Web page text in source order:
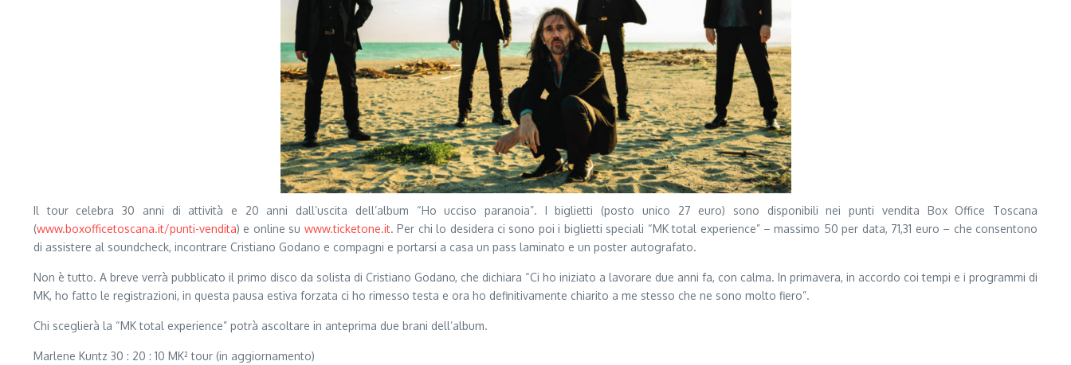
Il tour celebra 30 anni di attività e 20 anni dall’uscita dell’album “Ho ucciso paranoia”. I biglietti (posto unico 27 euro) sono disponibili nei punti vendita Box Office Toscana
(www.boxofficetoscana.it/punti-vendita) e online su www.ticketone.it. Per chi lo desidera ci sono poi i biglietti speciali “MK total experience” – massimo 50 per data, 71,31 euro – che consentono
di assistere al soundcheck, incontrare Cristiano Godano e compagni e portarsi a casa un pass laminato e un poster autografato.
Non è tutto. A breve verrà pubblicato il primo disco da solista di Cristiano Godano, che dichiara “Ci ho iniziato a lavorare due anni fa, con calma. In primavera, in accordo coi tempi e i programmi di
MK, ho fatto le registrazioni, in questa pausa estiva forzata ci ho rimesso testa e ora ho definitivamente chiarito a me stesso che ne sono molto fiero”.
Chi sceglierà la “MK total experience” potrà ascoltare in anteprima due brani dell’album.
Marlene Kuntz 30 : 20 : 10 MK² tour (in aggiornamento)